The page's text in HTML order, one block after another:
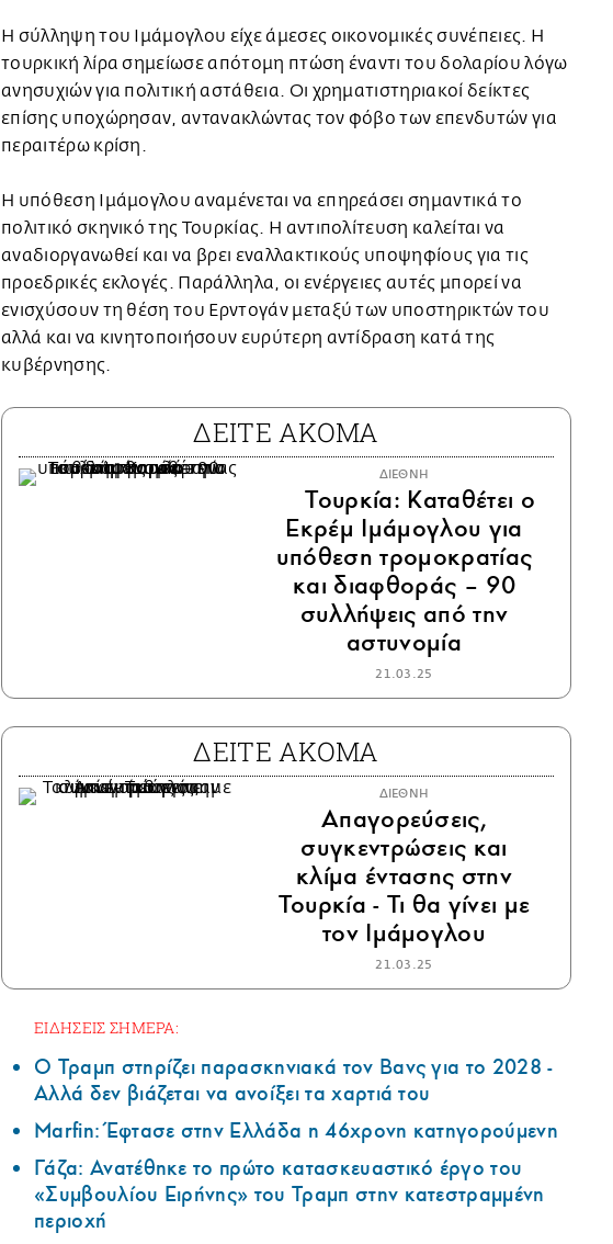
Η σύλληψη του Ιμάμογλου είχε άμεσες οικονομικές συνέπειες. Η
τουρκική λίρα σημείωσε απότομη πτώση έναντι του δολαρίου λόγω
ανησυχιών για πολιτική αστάθεια. Οι χρηματιστηριακοί δείκτες
επίσης υποχώρησαν, αντανακλώντας τον φόβο των επενδυτών για
περαιτέρω κρίση.
Η υπόθεση Ιμάμογλου αναμένεται να επηρεάσει σημαντικά το
πολιτικό σκηνικό της Τουρκίας. Η αντιπολίτευση καλείται να
αναδιοργανωθεί και να βρει εναλλακτικούς υποψηφίους για τις
προεδρικές εκλογές. Παράλληλα, οι ενέργειες αυτές μπορεί να
ενισχύσουν τη θέση του Ερντογάν μεταξύ των υποστηρικτών του
αλλά και να κινητοποιήσουν ευρύτερη αντίδραση κατά της
κυβέρνησης.
ΔΕΙΤΕ ΑΚΟΜΑ
ΔΙΕΘΝΗ
Τουρκία: Καταθέτει ο
Εκρέμ Ιμάμογλου για
υπόθεση τρομοκρατίας
και διαφθοράς – 90
συλλήψεις από την
αστυνομία
21.03.25
ΔΕΙΤΕ ΑΚΟΜΑ
ΔΙΕΘΝΗ
Απαγορεύσεις,
συγκεντρώσεις και
κλίμα έντασης στην
Τουρκία - Τι θα γίνει με
τον Ιμάμογλου
21.03.25
ΕΙΔΗΣΕΙΣ ΣΗΜΕΡΑ:
Ο Τραμπ στηρίζει παρασκηνιακά τον Βανς για το 2028 -
Αλλά δεν βιάζεται να ανοίξει τα χαρτιά του
Marfin: Έφτασε στην Ελλάδα η 46χρονη κατηγορούμενη
Γάζα: Ανατέθηκε το πρώτο κατασκευαστικό έργο του
«Συμβουλίου Ειρήνης» του Τραμπ στην κατεστραμμένη
περιοχή